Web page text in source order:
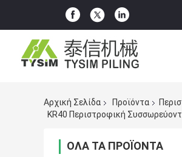
Αρχική Σελίδα Προϊόντα
KR40 Περιστροφική
ΌΛΑ ΤΑ ΠΡΟΪΌΝΤΑ